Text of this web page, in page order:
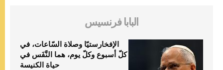
البابا فرنسيس
الإفخارستيّا وصلاة السّاعات، في
كلّ أسبوع وكلّ يوم، هما النَّفَس في
حياة الكنيسة